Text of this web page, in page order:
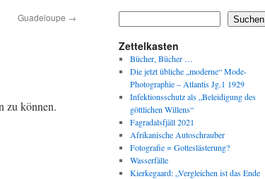
Guadeloupe →
zu können.
Suchen
Zettelkasten
Bücher, Bücher …
Die jetzt übliche „moderne“ Mode-
Photographie – Atlantis Jg.1 1929
Infektionsschutz als „Beleidigung des
göttlichen Willens“
Fagradalsfjäll 2021
Afrikanische Autoschrauber
Fotografie = Gotteslästerung?
Wasserfälle
Kierkegaard: „Vergleichen ist das Ende